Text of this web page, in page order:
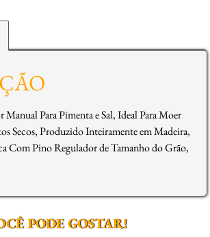
Para Pimenta e Sal, Ideal Para Moer
Secos, Produzido Inteiramente em Madeira,
Com Pino Regulador de Tamanho do Grão,
PODE GOSTAR!